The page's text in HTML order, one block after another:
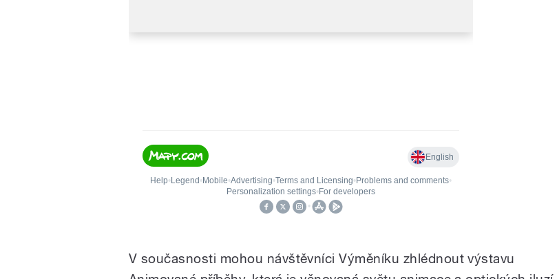
V současnosti mohou návštěvníci Výměníku zhlédnout výstavu